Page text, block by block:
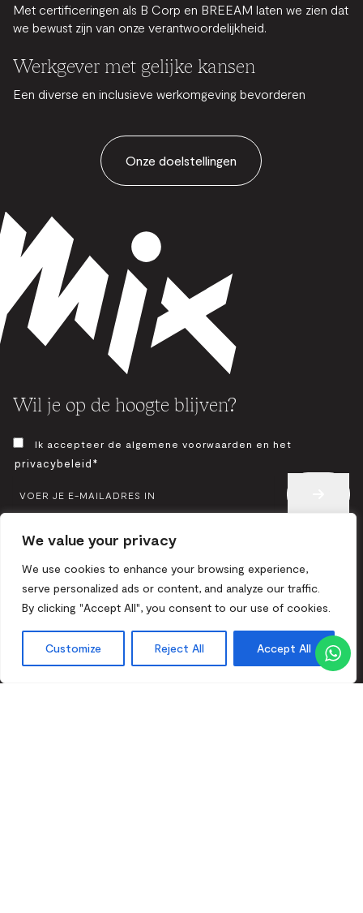
We value your privacy
We use cookies to enhance your browsing experience,
serve personalized ads or content, and analyze our traffic.
By clicking "Accept All", you consent to our use of cookies.
Customize Reject All Accept All
Met certificeringen als B Corp en BREEAM laten we zien dat
we bewust zijn van onze verantwoordelijkheid.
Werkgever met gelijke kansen
Een diverse en inclusieve werkomgeving bevorderen
Onze doelstellingen
Wil je op de hoogte blijven?
TOESTEMMING
Ik accepteer de algemene voorwaarden en het
privacybeleid*
E-
MAIL
GYM & WELLNESS VOORWAARDEN
HOTELGIDS